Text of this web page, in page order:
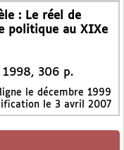
: Le réel de
politique au XIXe
1998, 306 p.
le décembre 1999
le 3 avril 2007